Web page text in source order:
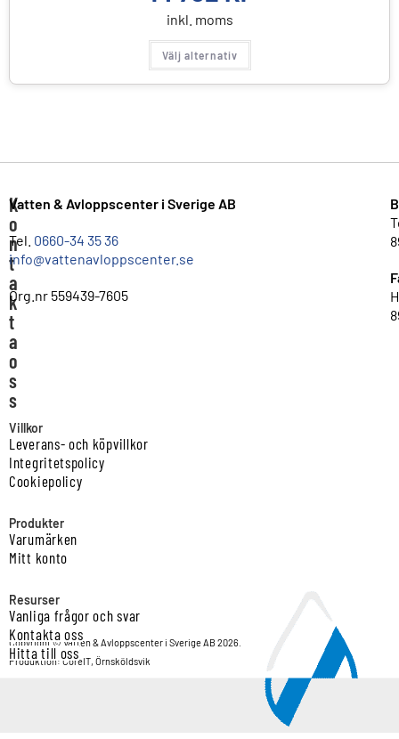
inkl. moms
Välj alternativ
K
o
n
t
a
k
t
a
o
s
s
Vatten & Avloppscenter i Sverige AB
Tel. 0660-34 35 36
info@vattenavloppscenter.se
Org.nr 559439-7605
Villkor
Leverans- och köpvillkor
Integritetspolicy
Cookiepolicy
Produkter
Varumärken
Mitt konto
Resurser
Vanliga frågor och svar
Kontakta oss
Hitta till oss
Copyright © Vatten & Avloppscenter i Sverige AB 2026.
Produktion: CoreIT, Örnsköldsvik